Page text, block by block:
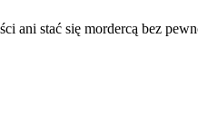
ani stać się mordercą bez